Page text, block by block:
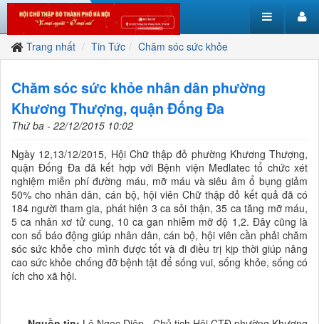
Trang nhất Tin Tức Chăm sóc sức khỏe
Chăm sóc sức khỏe nhân dân phường
Khương Thượng, quận Đống Đa
Thứ ba - 22/12/2015 10:02
Ngày 12,13/12/2015, Hội Chữ thập đỏ phường Khương Thượng,
quận Đống Đa đã kết hợp với Bệnh viện Medlatec tổ chức xét
nghiệm miễn phí đường máu, mỡ máu và siêu âm ổ bụng giảm
50% cho nhân dân, cán bộ, hội viên Chữ thập đỏ kết quả đã có
184 người tham gia, phát hiện 3 ca sỏi thận, 35 ca tăng mỡ máu,
5 ca nhân xơ tử cung, 10 ca gan nhiễm mỡ độ 1,2. Đây cũng là
con số báo động giúp nhân dân, cán bộ, hội viên cần phải chăm
sóc sức khỏe cho mình được tốt và đi điều trị kịp thời giúp nâng
cao sức khỏe chống đỡ bệnh tật để sống vui, sống khỏe, sống có
ích cho xã hội.